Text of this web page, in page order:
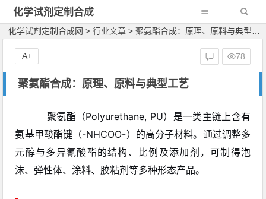
化学试剂定制合成
网
化学试剂定制合成网 > 行业文章 > 聚氨酯合成：原理、原料与典型工艺
聚氨酯合成：原理、原料与典型工艺
78
A+
聚氨酯（Polyurethane, PU）是一类主链上含有
氨基甲酸酯键（-NHCOO-）的高分子材料。通过调整多
元醇与多异氰酸酯的结构、比例及添加剂，可制得泡
沫、弹性体、涂料、胶粘剂等多种形态产品。